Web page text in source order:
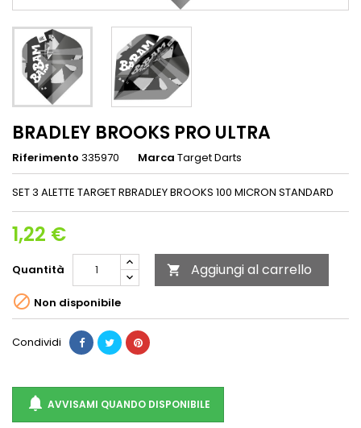
BRADLEY BROOKS PRO ULTRA
Riferimento 335970 Marca Target Darts
SET 3 ALETTE TARGET RBRADLEY BROOKS 100 MICRON STANDARD
1,22 €
Quantità  Aggiungi al carrello
 Non disponibile
Condividi
 AVVISAMI QUANDO DISPONIBILE